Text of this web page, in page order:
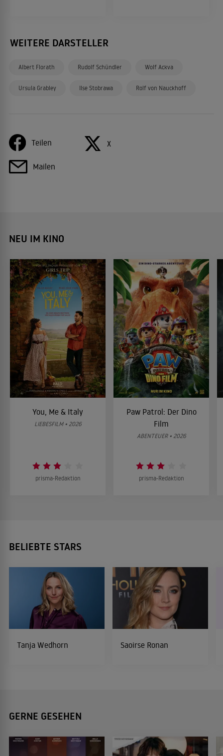
WEITERE DARSTELLER
Albert Florath Rudolf Schündler Wolf Ackva
Ursula Grabley Ilse Stobrawa Rolf von Nauckhoff
Teilen X
Mailen
NEU IM KINO
You, Me & Italy
LIEBESFILM • 2026
prisma-Redaktion
Paw Patrol: Der Dino
Film
ABENTEUER • 2026
prisma-Redaktion
BELIEBTE STARS
Tanja Wedhorn Saoirse Ronan
GERNE GESEHEN